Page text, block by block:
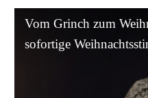
Vom
zum
Vom Grinch zum
sofortige